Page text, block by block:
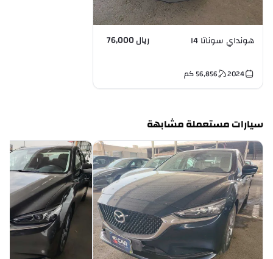
هونداي سوناتا I4 ريال 76,000
2024
56,856 كم
سيارات مستعملة مشابهة